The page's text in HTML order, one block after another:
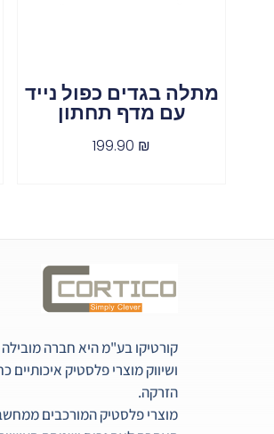
מתלה בגדים כפול נייד
עם מדף תחתון
199.90 ₪
קורטיקו בע"מ היא חברה מובילה
ושיווק מוצרי פלסטיק איכותיים
הזרקה.
מוצרי פלסטיק המורכבים